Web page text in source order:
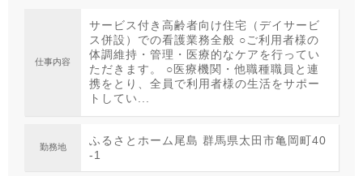
仕事内容
サービス付き高齢者向け住宅（デイサービ
ス併設）での看護業務全般 ○ご利用者様の
体調維持・管理・医療的なケアを行ってい
ただきます。 ○医療機関・他職種職員と連
携をとり、全員で利用者様の生活をサポー
トしてい...
勤務地
ふるさとホーム尾島 群馬県太田市亀岡町40
-1